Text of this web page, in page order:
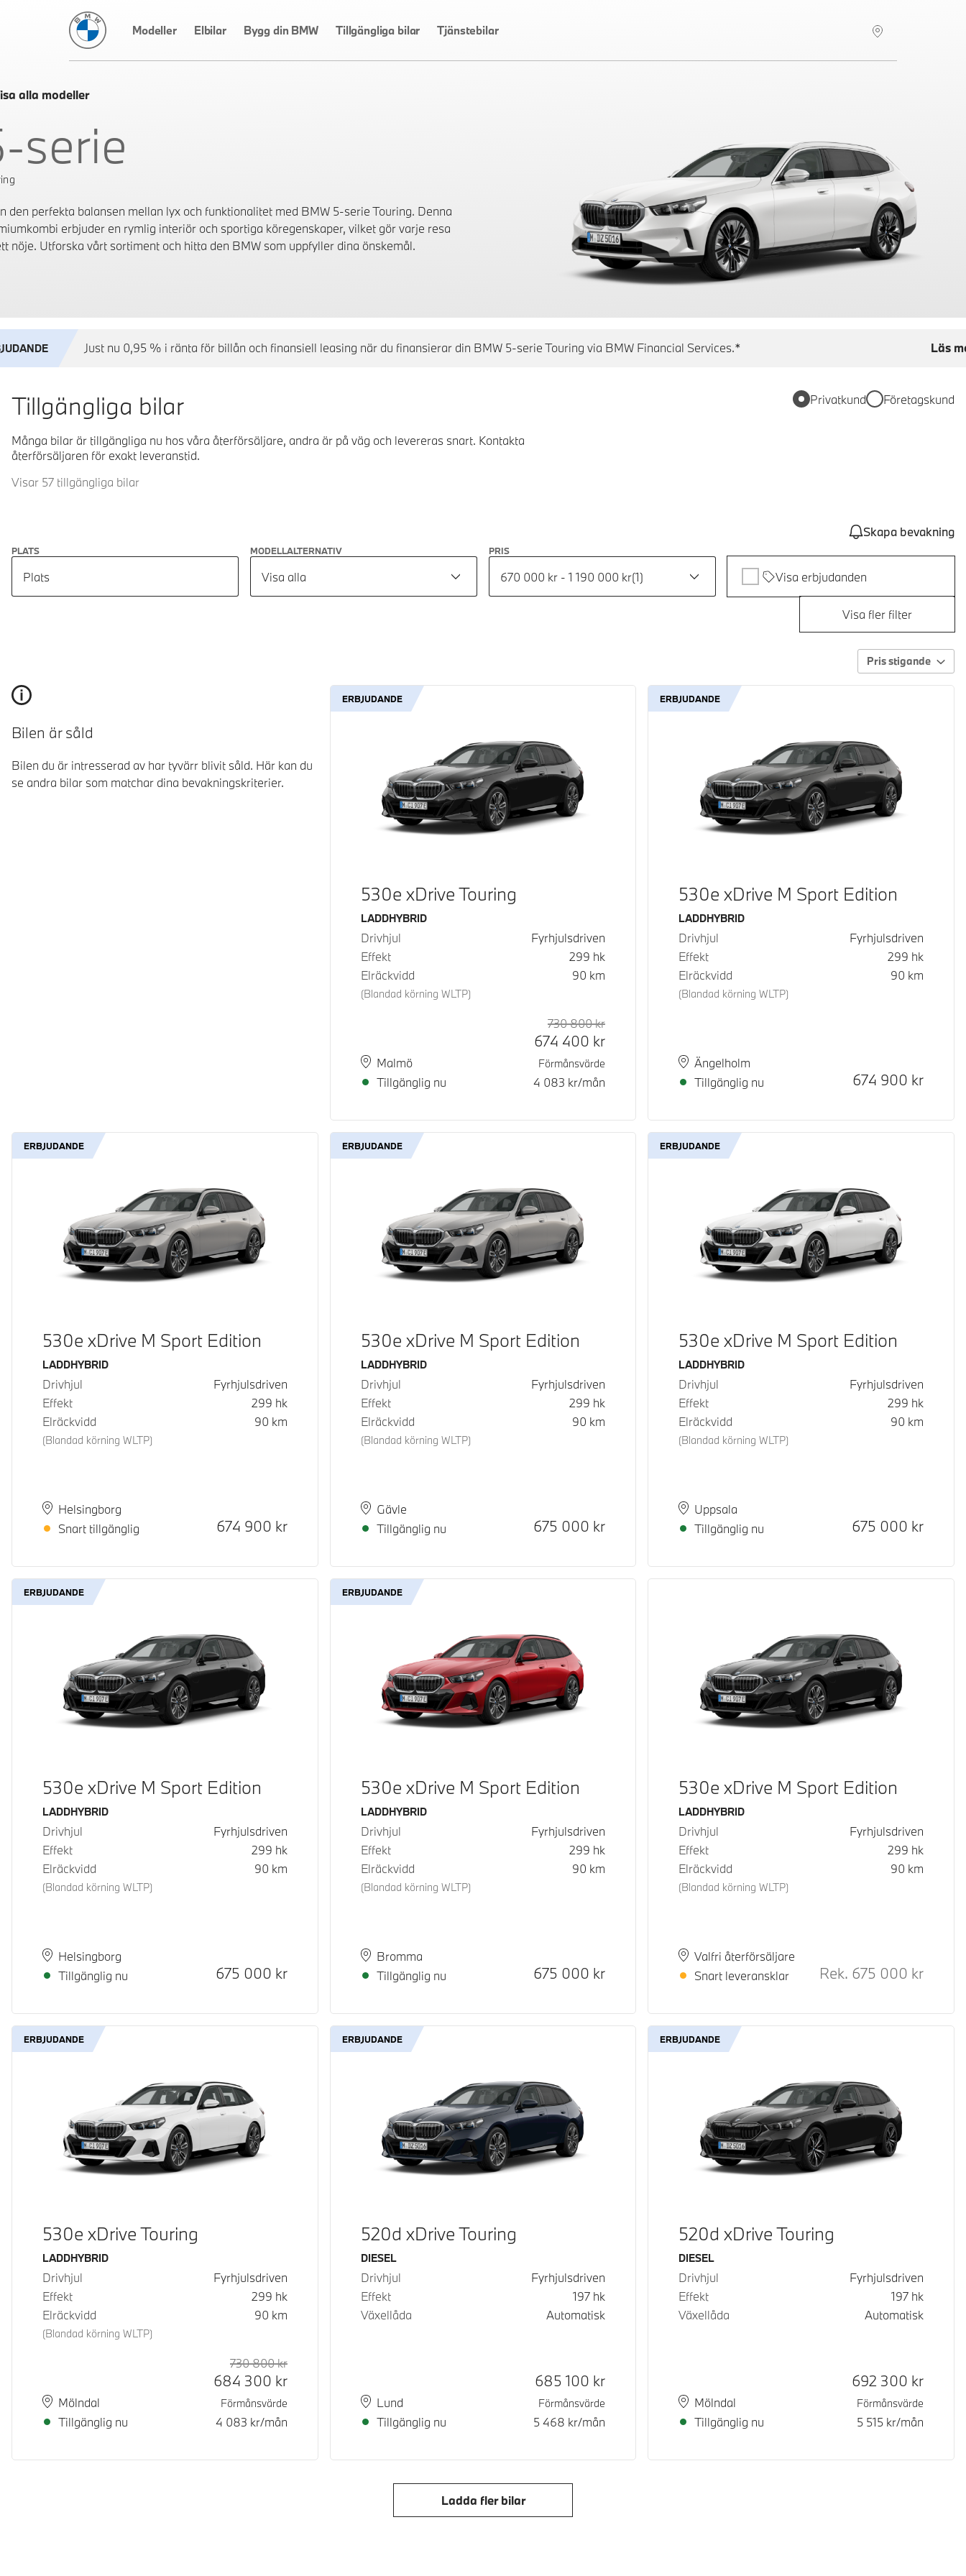
BMW Sverige
Modeller Elbilar Bygg din BMW Tillgängliga bilar Tjänstebilar
alla modeller
serie
den perfekta balansen mellan lyx och funktionalitet med BMW 5-serie Touring. Denna
erbjuder en rymlig interiör och sportiga köregenskaper, vilket gör varje resa
nöje. Utforska vårt sortiment och hitta den BMW som uppfyller dina önskemål.
Just nu 0,95 % i ränta för billån och finansiell leasing när du finansierar din BMW 5-serie Touring via BMW Financial Services.* Läs
Tillgängliga bilar
Många bilar är tillgängliga nu hos våra återförsäljare, andra är på väg och levereras snart. Kontakta
återförsäljaren för exakt leveranstid.
Visar 57 tillgängliga bilar
Privatkund Företagskund
Skapa bevakning
PLATS
Plats
MODELLALTERNATIV
Visa alla
PRIS
670 000 kr - 1 190 000 kr(1) Visa erbjudanden
Visa fler filter
Pris stigande
Bilen är såld
Bilen du är intresserad av har tyvärr blivit såld. Här kan du
se andra bilar som matchar dina bevakningskriterier.
ERBJUDANDE
530e xDrive Touring
Bränsle
LADDHYBRID
Drivhjul
Fyrhjulsdriven
Effekt
299 hk
Elräckvidd
(Blandad körning WLTP)
90 km
PlatsMalmö
Leveranstid
Tillgänglig nu
Rek. ord pris
730 800krKontantpris
674 400 kr
Förmånsvärde
4 083 kr/mån
ERBJUDANDE
530e xDrive M Sport Edition
Bränsle
LADDHYBRID
Drivhjul
Fyrhjulsdriven
Effekt
299 hk
Elräckvidd
(Blandad körning WLTP)
90 km
PlatsÄngelholm
Leveranstid
Tillgänglig nu
Kontantpris
674 900 kr
ERBJUDANDE
530e xDrive M Sport Edition
Bränsle
LADDHYBRID
Drivhjul
Fyrhjulsdriven
Effekt
299 hk
Elräckvidd
(Blandad körning WLTP)
90 km
PlatsHelsingborg
Leveranstid
Snart tillgänglig
Kontantpris
674 900 kr
ERBJUDANDE
530e xDrive M Sport Edition
Bränsle
LADDHYBRID
Drivhjul
Fyrhjulsdriven
Effekt
299 hk
Elräckvidd
(Blandad körning WLTP)
90 km
PlatsGävle
Leveranstid
Tillgänglig nu
Kontantpris
675 000 kr
ERBJUDANDE
530e xDrive M Sport Edition
Bränsle
LADDHYBRID
Drivhjul
Fyrhjulsdriven
Effekt
299 hk
Elräckvidd
(Blandad körning WLTP)
90 km
PlatsUppsala
Leveranstid
Tillgänglig nu
Kontantpris
675 000 kr
ERBJUDANDE
530e xDrive M Sport Edition
Bränsle
LADDHYBRID
Drivhjul
Fyrhjulsdriven
Effekt
299 hk
Elräckvidd
(Blandad körning WLTP)
90 km
PlatsHelsingborg
Leveranstid
Tillgänglig nu
Kontantpris
675 000 kr
ERBJUDANDE
530e xDrive M Sport Edition
Bränsle
LADDHYBRID
Drivhjul
Fyrhjulsdriven
Effekt
299 hk
Elräckvidd
(Blandad körning WLTP)
90 km
PlatsBromma
Leveranstid
Tillgänglig nu
Kontantpris
675 000 kr
530e xDrive M Sport Edition
Bränsle
LADDHYBRID
Drivhjul
Fyrhjulsdriven
Effekt
299 hk
Elräckvidd
(Blandad körning WLTP)
90 km
PlatsValfri återförsäljare
Leveranstid
Snart leveransklar
Rek.
Rek. 675 000 kr
ERBJUDANDE
530e xDrive Touring
Bränsle
LADDHYBRID
Drivhjul
Fyrhjulsdriven
Effekt
299 hk
Elräckvidd
(Blandad körning WLTP)
90 km
PlatsMölndal
Leveranstid
Tillgänglig nu
Rek. ord pris
730 800krKontantpris
684 300 kr
Förmånsvärde
4 083 kr/mån
ERBJUDANDE
520d xDrive Touring
Bränsle
DIESEL
Drivhjul
Fyrhjulsdriven
Effekt
197 hk
Växellåda
Automatisk
PlatsLund
Leveranstid
Tillgänglig nu
Kontantpris
685 100 kr
Förmånsvärde
5 468 kr/mån
ERBJUDANDE
520d xDrive Touring
Bränsle
DIESEL
Drivhjul
Fyrhjulsdriven
Effekt
197 hk
Växellåda
Automatisk
PlatsMölndal
Leveranstid
Tillgänglig nu
Kontantpris
692 300 kr
Förmånsvärde
5 515 kr/mån
Ladda fler bilar